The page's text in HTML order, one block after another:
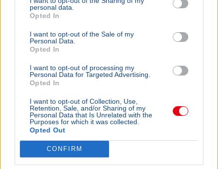
personal data.
Opted In
I want to opt-out of the Sale of my
Personal Data.
Opted In
I want to opt-out of processing my
Personal Data for Targeted Advertising.
Opted In
I want to opt-out of Collection, Use,
Retention, Sale, and/or Sharing of my
Personal Data that Is Unrelated with the
Purposes for which it was collected.
Opted Out
CONFIRM
Egészség
Kutatások szerint a jómódú országokban gyorsan
csökken a demencia előfordulási aránya, a betegségek
vagy késleltethető lenne.Bővebben...
ÉLETMÓD 2026. július 15.
Az országos tisztifőorvos megszólalt a
Schobert Norbi által említett féreghajtó-
terápia kapcsán